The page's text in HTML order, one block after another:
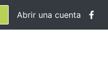
Abrir una cuenta